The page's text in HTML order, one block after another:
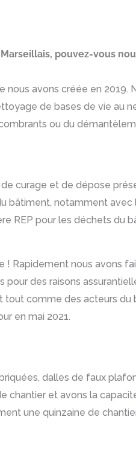
pouvez-vous
nous avons créée en
de bases de vie au
ou du
curage et de dépose
bâtiment, notamment
REP pour les déchets du
Rapidement nous avons
pour des raisons
tout comme des acteurs du
en mai 2021.
dalles de faux
chantier et avons la
une quinzaine de